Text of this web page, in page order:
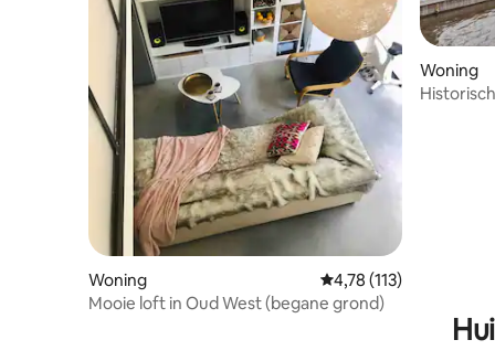
Woning Gemiddelde
4,78 (113)
Mooie loft in Oud West (begane grond)
Woning